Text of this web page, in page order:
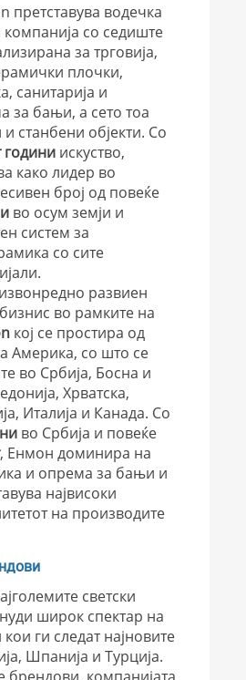
претставува водечка
со седиште
за трговија,
плочки,
санитарија и
за бањи, а сето тоа
станбени објекти. Со
години искуство,
како лидер во
број од повеќе
во осум земји и
систем за
со сите
развиен
во рамките на
кој се простира од
Америка, со што се
во Србија, Босна и
Хрватска,
Италија и Канада. Со
во Србија и повеќе
, Енмон доминира на
и опрема за бањи и
највисоки
на производите
светски
нуди широк спектар на
ги следат најновите
Шпанија и Турција.